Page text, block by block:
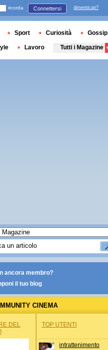
ancora membro?
il tuo blog
CINEMA
DEL
TOP UTENTI
intrattenimento
ricorda Connettersi dimenticati?
Sport Curiosità Gossip
Lavoro Tutti i Magazine